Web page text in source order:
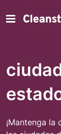
¡Mantenga la